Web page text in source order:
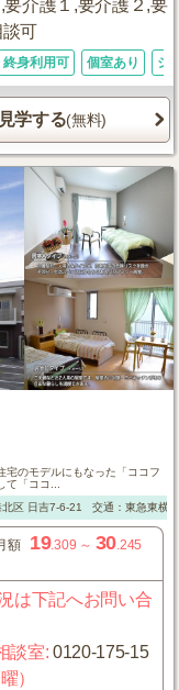
介護１,要介護２,要
可
終身利用可 個室あり シ
学する(無料)
宅のモデルにもなった「ココフ
て「ココ...
北区日吉7-6-21 交通：東急東横
額 19.309 ～ 30.245
は下記へお問い合
談室:0120-175-15
）